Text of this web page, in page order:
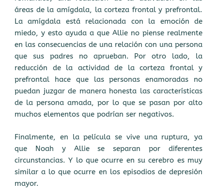
áreas de la amígdala, la corteza frontal y prefrontal.
La amígdala está relacionada con la emoción de
miedo, y esto ayuda a que Allie no piense realmente
en las consecuencias de una relación con una persona
que sus padres no aprueban. Por otro lado, la
reducción de la actividad de la corteza frontal y
prefrontal hace que las personas enamoradas no
puedan juzgar de manera honesta las características
de la persona amada, por lo que se pasan por alto
muchos elementos que podrían ser negativos.
Finalmente, en la película se vive una ruptura, ya
que Noah y Allie se separan por diferentes
circunstancias. Y lo que ocurre en su cerebro es muy
similar a lo que ocurre en los episodios de depresión
mayor.